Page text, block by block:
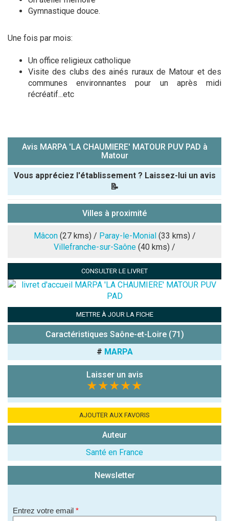
Gymnastique douce.
Une fois par mois:
Un office religieux catholique
Visite des clubs des ainés ruraux de Matour et des
communes environnantes pour un après midi
récréatif...etc
Avis MARPA 'LA CHAUMIERE' MATOUR PUV PAD à
Matour
Vous appréciez l'établissement ? Laissez-lui un avis
📝
Note que vous souhaitez attribuer :
7x4 (en
l'établissement
(En cliquant sur 'Valider', j'accepte que mon avis
soit publié sur le site.)
Villes à proximité
Mâcon(27 kms) / Paray-le-Monial(33 kms) /
Villefranche-sur-Saône (40 kms) /
CONSULTER LE LIVRET
METTRE À JOUR LA FICHE
Caractéristiques Saône-et-Loire (71)
# MARPA
Laisser un avis
★★★★★
AJOUTER AUX FAVORIS
Auteur
Santé en France
Newsletter
Entrez votre email *